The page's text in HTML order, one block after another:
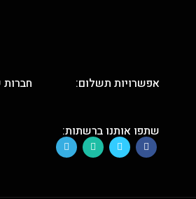
אפשרויות תשלום: חברות
שתפו אותנו ברשתות: